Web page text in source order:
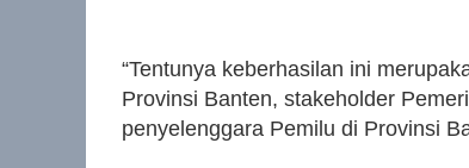
“Tentunya keberhasilan ini
Provinsi Banten, stakeholder
penyelenggara Pemilu di Provinsi